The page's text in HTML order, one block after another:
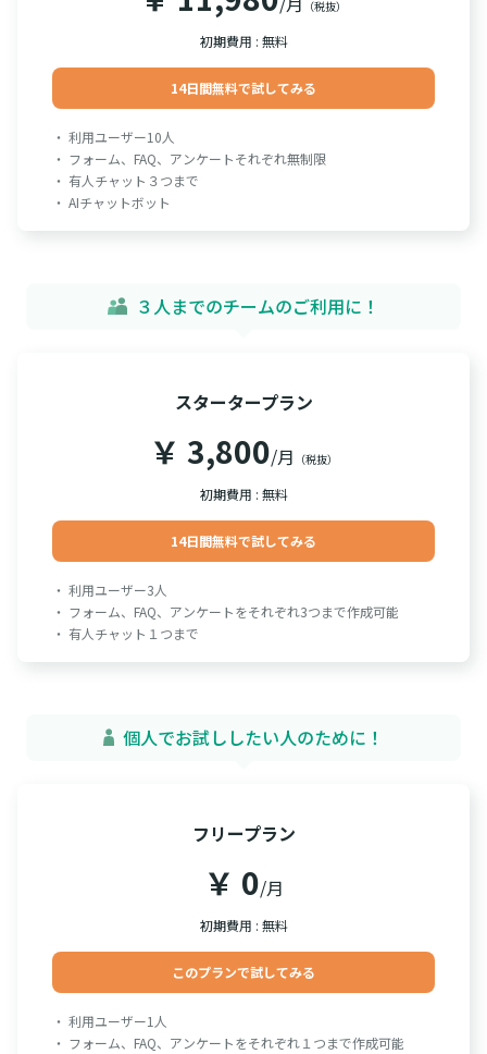
（税抜）
初期費用 : 無料
14日間無料で試してみる
・ 利用ユーザー10人
・ フォーム、FAQ、アンケートそれぞれ無制限
・ 有人チャット３つまで
・ AIチャットボット
３人までのチームのご利用に！
スタータープラン
￥ 3,800/月 （税抜）
初期費用 : 無料
14日間無料で試してみる
・ 利用ユーザー3人
・ フォーム、FAQ、アンケートをそれぞれ3つまで作成可能
・ 有人チャット１つまで
個人でお試ししたい人のために！
フリープラン
￥ 0/月
初期費用 : 無料
このプランで試してみる
・ 利用ユーザー1人
・ フォーム、FAQ、アンケートをそれぞれ１つまで作成可能